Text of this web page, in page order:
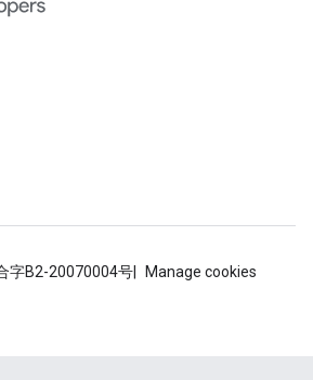
字B2-20070004号 Manage cookies